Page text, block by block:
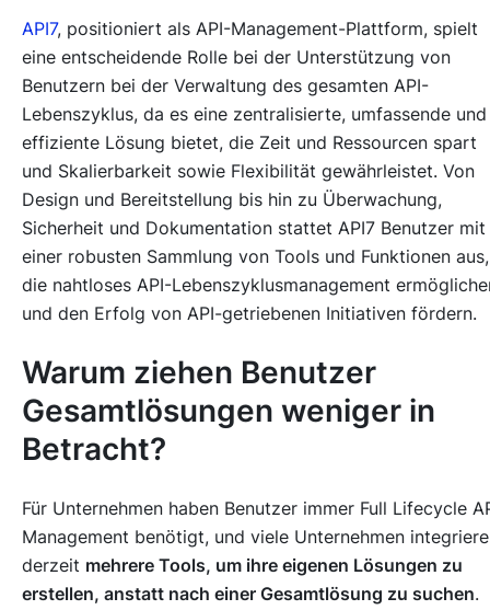
API7, positioniert als API-Management-Plattform, spielt
eine entscheidende Rolle bei der Unterstützung von
Benutzern bei der Verwaltung des gesamten API-
Lebenszyklus, da es eine zentralisierte, umfassende und
effiziente Lösung bietet, die Zeit und Ressourcen spart
und Skalierbarkeit sowie Flexibilität gewährleistet. Von
Design und Bereitstellung bis hin zu Überwachung,
Sicherheit und Dokumentation stattet API7 Benutzer mit
einer robusten Sammlung von Tools und Funktionen aus,
die nahtloses API-Lebenszyklusmanagement
und den Erfolg von API-getriebenen Initiativen fördern.
Warum ziehen Benutzer
Gesamtlösungen weniger in
Betracht?
Für Unternehmen haben Benutzer immer Full Lifecycle
Management benötigt, und viele Unternehmen
derzeit mehrere Tools, um ihre eigenen Lösungen zu
erstellen, anstatt nach einer Gesamtlösung zu suchen.